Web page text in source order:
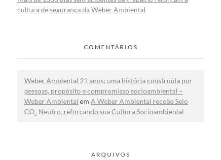
cultura de segurança da Weber Ambiental
COMENTÁRIOS
Weber Ambiental 21 anos: uma história construída por
pessoas, propósito e compromisso socioambiental –
Weber Ambiental em A Weber Ambiental recebe Selo
CO₂ Neutro, reforçando sua Cultura Socioambiental
ARQUIVOS